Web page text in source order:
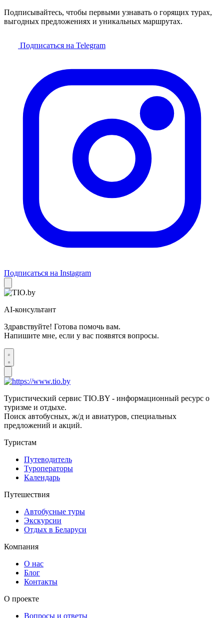
Подписывайтесь, чтобы первыми узнавать о горящих турах,
выгодных предложениях и уникальных маршрутах.
Подписаться на Telegram
Подписаться на Instagram
AI-консультант
Здравствуйте! Готова помочь вам.
Напишите мне, если у вас появятся вопросы.
Туристический сервис TIO.BY - информационный ресурс о
туризме и отдыхе.
Поиск автобусных, ж/д и авиатуров, специальных
предложений и акций.
Туристам
Путеводитель
Туроператоры
Календарь
Путешествия
Автобусные туры
Экскурсии
Отдых в Беларуси
Компания
О нас
Блог
Контакты
О проекте
Вопросы и ответы